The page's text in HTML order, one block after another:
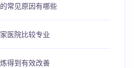
常见原因有哪些
医院比较专业
得到有效改善